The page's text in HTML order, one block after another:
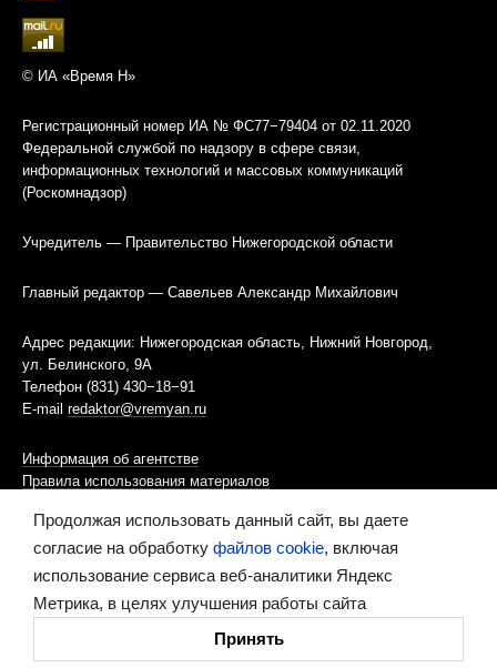
© ИА «Время Н»
Регистрационный номер ИА № ФС77−79404 от 02.11.2020
Федеральной службой по надзору в сфере связи,
информационных технологий и массовых коммуникаций
(Роскомнадзор)
Учредитель — Правительство Нижегородской области
Главный редактор — Савельев Александр Михайлович
Адрес редакции: Нижегородская область, Нижний Новгород,
ул. Белинского, 9А
Телефон (831) 430−18−91
E-mail redaktor@vremyan.ru
Информация об агентстве
Правила использования материалов
Информационная политика использования «cookies»-файлов
Ресурс содержит материалы 16+
Продолжая использовать данный сайт, вы даете
согласие на обработку файлов cookie, включая
использование сервиса веб-аналитики Яндекс
Метрика, в целях улучшения работы сайта
Принять